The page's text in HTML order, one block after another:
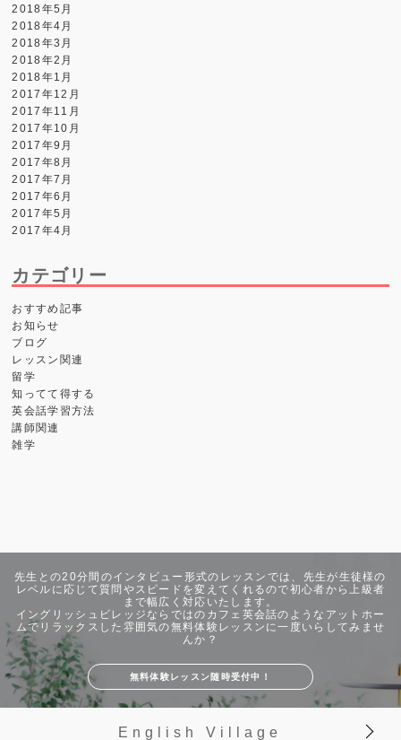
2018年5月
2018年4月
2018年3月
2018年2月
2018年1月
2017年12月
2017年11月
2017年10月
2017年9月
2017年8月
2017年7月
2017年6月
2017年5月
2017年4月
カテゴリー
おすすめ記事
お知らせ
ブログ
レッスン関連
留学
知ってて得する
英会話学習方法
講師関連
雑学
先生との20分間のインタビュー形式のレッスンでは、先生が生徒様の
レベルに応じて質問やスピードを変えてくれるので初心者から上級者
まで幅広く対応いたします。
イングリッシュビレッジならではのカフェ英会話のようなアットホー
ムでリラックスした雰囲気の無料体験レッスンに一度いらしてみませ
んか？
無料体験レッスン随時受付中！
English Village